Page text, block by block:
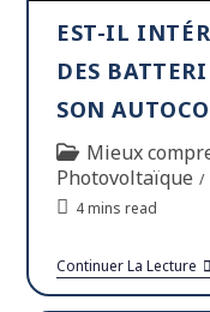
EST-IL
DES
SON
Mieux
Photovoltaïque /
4 mins read
Continuer La Lecture